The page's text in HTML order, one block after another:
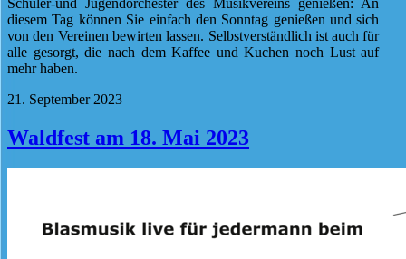
Schüler-und Jugendorchester des Musikvereins genießen: An
diesem Tag können Sie einfach den Sonntag genießen und sich
von den Vereinen bewirten lassen. Selbstverständlich ist auch für
alle gesorgt, die nach dem Kaffee und Kuchen noch Lust auf
mehr haben.
21. September 2023
Waldfest am 18. Mai 2023